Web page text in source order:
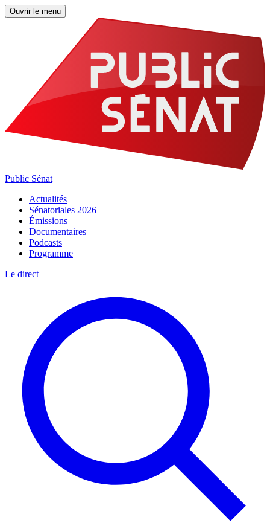
Ouvrir le menu
Public Sénat
Actualités
Sénatoriales 2026
Émissions
Documentaires
Podcasts
Programme
Le direct